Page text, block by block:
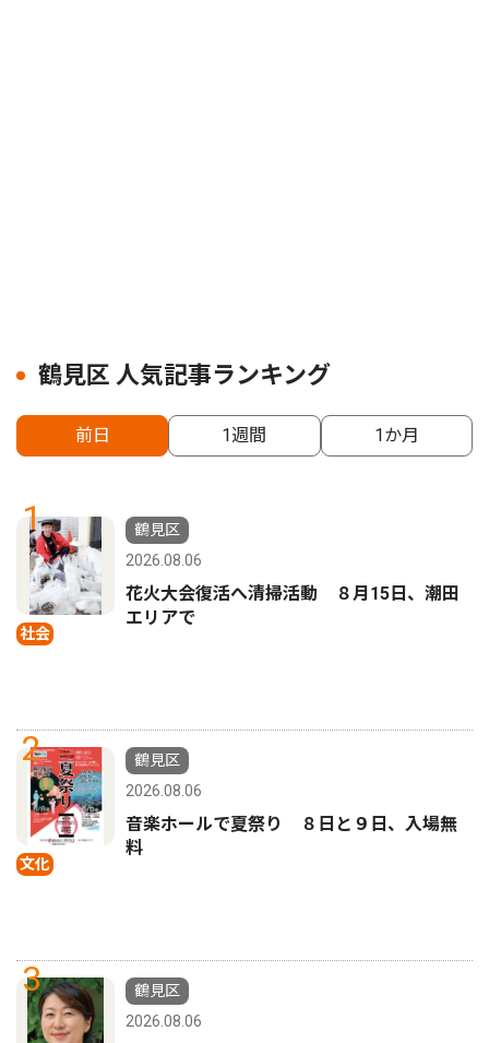
鶴見区 人気記事ランキング
前日 1週間 1か月
1
社会
鶴見区
2026.08.06
花火大会復活へ清掃活動 ８月15日、潮田
エリアで
2
文化
鶴見区
2026.08.06
音楽ホールで夏祭り ８日と９日、入場無
料
3
鶴見区
2026.08.06